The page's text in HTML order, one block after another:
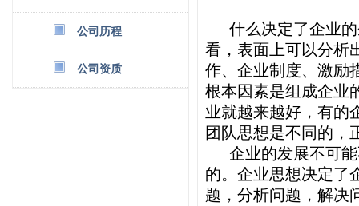
公司历程
公司资质
什么决定了企业的
看，表面上可以分析
作、企业制度、激励
根本因素是组成企业
业就越来越好，有的
团队思想是不同的，
企业的发展不可能
的。企业思想决定了
题，分析问题，解决